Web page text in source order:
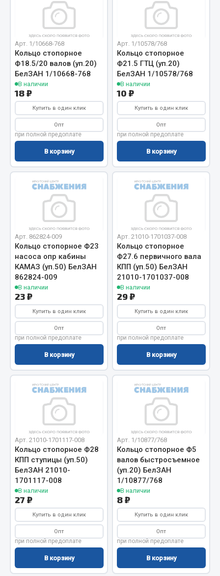
МЕТИЗЫ
Болты
Гайки
Кольца стопорные
Пресс-масленки
Пробки
Пружины
Хомуты
Показать ещё
Весь раздел
Соединительные элементы
Адаптеры и переходники
Тройники
Трубки, муфты, гайки
Угольники
Фитинги
Штуцеры
Весь раздел
Инструмент
Автомобильный инструмент
Измерительный инструмент
Крепежный инструмент
Режущий инструмент
Силовое оборудование
Слесарный инструмент
Столярный инструмент
Показать ещё
Весь раздел
Цепи подъёмные
Весь раздел
Арт. 1/10668-768
Кольцо стопорное
Ф18.5/20 валов (уп.20)
БелЗАН 1/10668-768
В наличии
18 ₽
Купить в один клик
Опт
при полной предоплате
В корзину
Арт. 1/10578/768
Кольцо стопорное
Ф21.5 ГТЦ (уп.20)
БелЗАН 1/10578/768
В наличии
10 ₽
Купить в один клик
Опт
при полной предоплате
В корзину
Арт. 862824-009
Кольцо стопорное Ф23
насоса опр кабины
КАМАЗ (уп.50) БелЗАН
862824-009
В наличии
23 ₽
Купить в один клик
Опт
при полной предоплате
В корзину
Арт. 21010-1701037-008
Кольцо стопорное
Ф27.6 первичного вала
КПП (уп.50) БелЗАН
21010-1701037-008
В наличии
29 ₽
Купить в один клик
Опт
при полной предоплате
В корзину
Арт. 21010-1701117-008
Кольцо стопорное Ф28
КПП ступицы (уп.50)
БелЗАН 21010-
1701117-008
В наличии
27 ₽
Купить в один клик
Опт
при полной предоплате
В корзину
Арт. 1/10877/768
Кольцо стопорное Ф5
валов быстросъемное
(уп.20) БелЗАН
1/10877/768
В наличии
8 ₽
Купить в один клик
Опт
при полной предоплате
В корзину